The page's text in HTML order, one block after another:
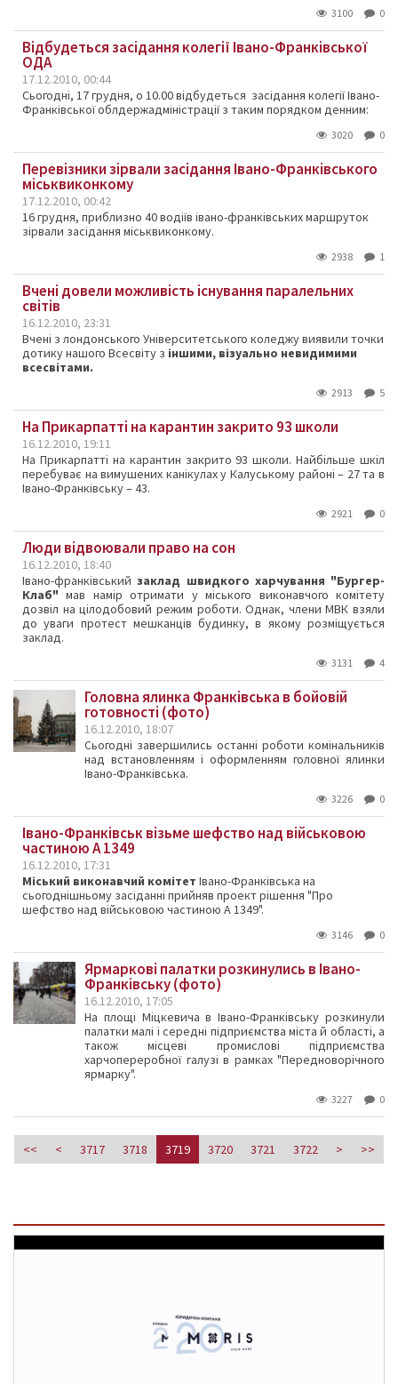
3100 0
Відбудеться засідання колегії Івано-Франківської
ОДА
17.12.2010, 00:44
Сьогодні, 17 грудня, о 10.00 відбудеться засідання колегії Івано-
Франківської облдержадміністрації з таким порядком денним:
3020 0
Перевізники зірвали засідання Івано-Франківського
міськвиконкому
17.12.2010, 00:42
16 грудня, приблизно 40 водіїв івано-франківських маршруток
зірвали засідання міськвиконкому.
2938 1
Вчені довели можливість існування паралельних
світів
16.12.2010, 23:31
Вчені з лондонського Університетського коледжу виявили точки
дотику нашого Всесвіту з іншими, візуально невидимими
всесвітами.
2913 5
На Прикарпатті на карантин закрито 93 школи
16.12.2010, 19:11
На Прикарпатті на карантин закрито 93 школи. Найбільше шкіл
перебуває на вимушених канікулах у Калуському районі – 27 та в
Івано-Франківську – 43.
2921 0
Люди відвоювали право на сон
16.12.2010, 18:40
Івано-франківськийзаклад швидкого харчування "Бургер-
Клаб" мав намір отримати у міського виконавчого комітету
дозвіл на цілодобовий режим роботи. Однак, члени МВК взяли
до уваги протест мешканців будинку, в якому розміщується
заклад.
3131 4
Головна ялинка Франківська в бойовій
готовності (фото)
16.12.2010, 18:07
Сьогодні завершились останні роботи комінальників
над встановленням і оформленням головної ялинки
Івано-Франківська.
3226 0
Івано-Франківськ візьме шефство над військовою
частиною А 1349
16.12.2010, 17:31
Міський виконавчий комітет Івано-Франківська на
сьогоднішньому засіданні прийняв проект рішення "Про
шефство над військовою частиною А 1349".
3146 0
Ярмаркові палатки розкинулись в Івано-
Франківську (фото)
16.12.2010, 17:05
На площі Міцкевича в Івано-Франківську розкинули
палатки малі і середні підприємства міста й області, а
також місцеві промислові підприємства
харчопереробної галузі в рамках "Передноворічного
ярмарку".
3227 0
<< < 3717 3718 3719 3720 3721 3722 > >>